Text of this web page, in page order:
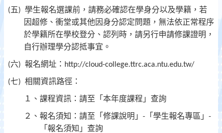
(五) 學生報名選課前，請務必確認在學身分以及學籍，若
因超修、衝堂或其他因身分認定問題，無法依正常程序
於學籍所在學校登分、認列時，請另行申請修課證明，
自行辦理學分認抵事宜。
(六) 報名網址： http://cloud-college.ttrc.aca.ntu.edu.tw/
(七) 相關資訊路徑：
１、課程資訊：請至「本年度課程」查詢
２、報名須知：請至「修課說明」 - 「學生報名專區」 -
「報名須知」查詢